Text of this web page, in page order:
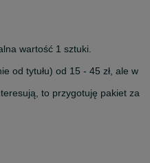
wartość 1 sztuki.
od tytułu) od 15 - 45 zł, ale w
to przygotuję pakiet za
wyślę Ci tylko jedną płytę: